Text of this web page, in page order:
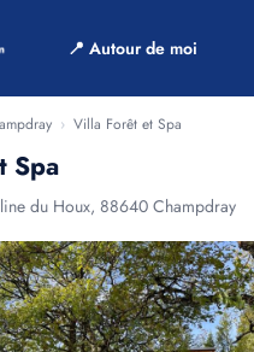
📍 Autour de moi
› Villa Forêt et Spa
Spa
du Houx, 88640 Champdray